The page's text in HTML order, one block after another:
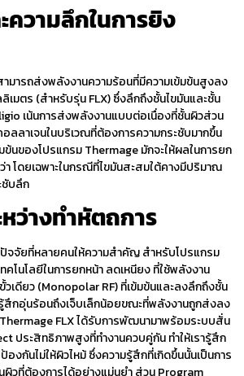
วามลึกในการยิง
ามารถส่งพลังงานความร้อนที่มีความเข้มข้นสูงลง
เมตร (สำหรับรุ่น FLX) ซึ่งลึกถึงชั้นไขมันและชั้น
เน้นการส่งพลังงานแบบต่อเนื่องที่ชั้นผิวส่วน
ลลาเจนในบริเวณที่ต้องการความกระชับมากขึ้น
ข้นของโปรแกรมThermageมักจะให้ผลในการยก
า โดยเฉพาะในกรณีที่ไขมันสะสมใต้คางมีปริมาณ
ชับลึก
ว่างทำหัตถการ
ปัจจัยที่หลายคนให้ความสำคัญ สำหรับโปรแกรม
คโนโลยีในการยกหน้าลดเหนียงที่ใช้พลังงาน
เดียว (Monopolar RF) ที่เข้มข้นและลงลึกถึงชั้น
รู้สึกอุ่นร้อนถึงเจ็บเล็กน้อยขณะที่พลังงานถูกส่งลง
ThermageFLX ได้รับการพัฒนามาพร้อมระบบสั่น
ประสิทธิภาพสูงที่ทำงานควบคู่กัน ทำให้เรารู้สึก
งกันไม่ให้ผิวไหม้ ซึ่งความรู้สึกที่เกิดขึ้นนั้นเป็นการ